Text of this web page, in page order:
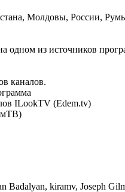
Молдовы, России,
из источников
каналов.
ILookTV (Edem.tv)
Badalyan, kiramv, Joseph